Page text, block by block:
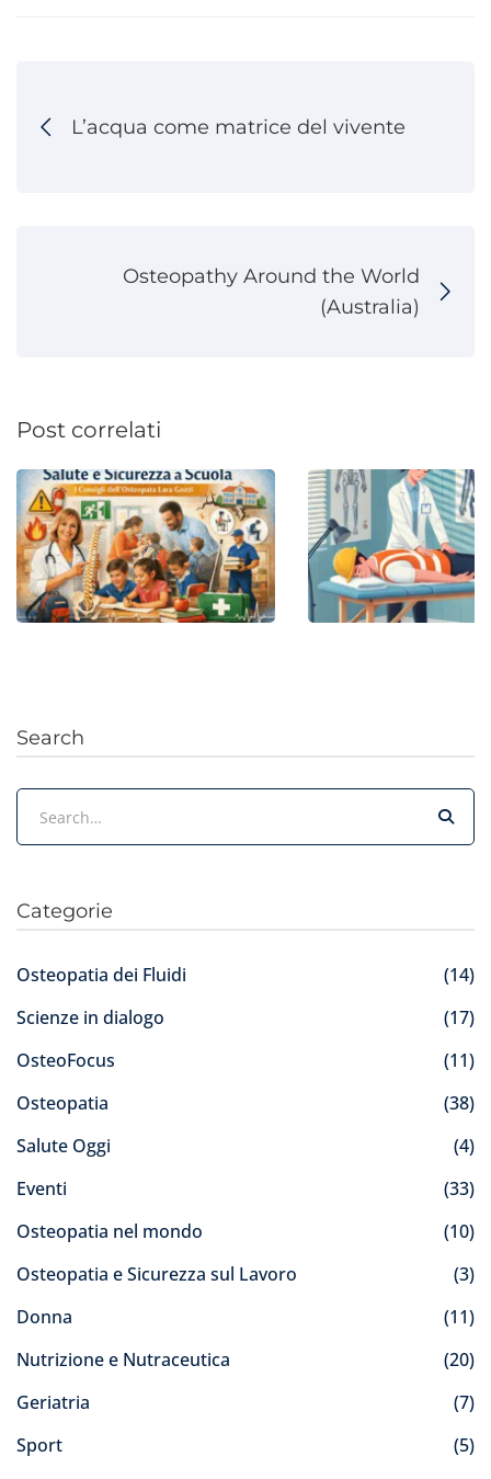
L’acqua come matrice del vivente
Osteopathy Around the World
(Australia)
Post correlati
4 Febbraio 2026
Search
Categorie
Osteopatia dei Fluidi
(14)
Scienze in dialogo
(17)
OsteoFocus
(11)
Osteopatia
(38)
Salute Oggi
(4)
Eventi
(33)
Osteopatia nel mondo
(10)
Osteopatia e Sicurezza sul Lavoro
(3)
Donna
(11)
Nutrizione e Nutraceutica
(20)
Geriatria
(7)
Sport
(5)